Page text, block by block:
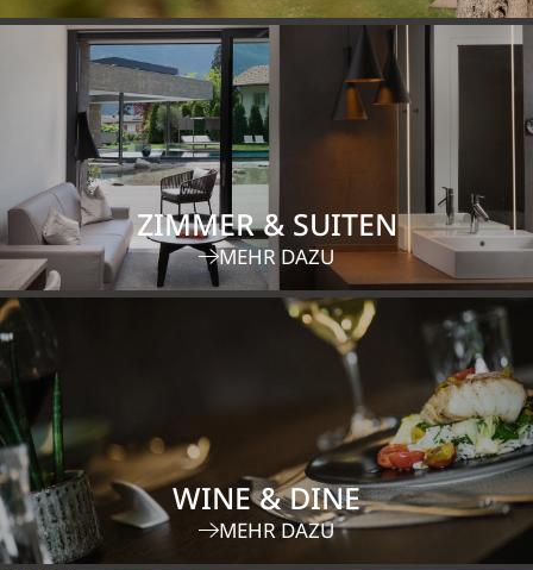
ZIMMER & SUITEN
MEHR DAZU
WINE & DINE
MEHR DAZU